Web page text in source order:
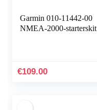
Garmin 010-11442-00
NMEA-2000-starterskit
€109.00